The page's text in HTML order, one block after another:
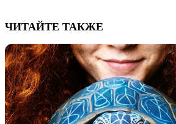
ЧИТАЙТЕ ТАКЖЕ